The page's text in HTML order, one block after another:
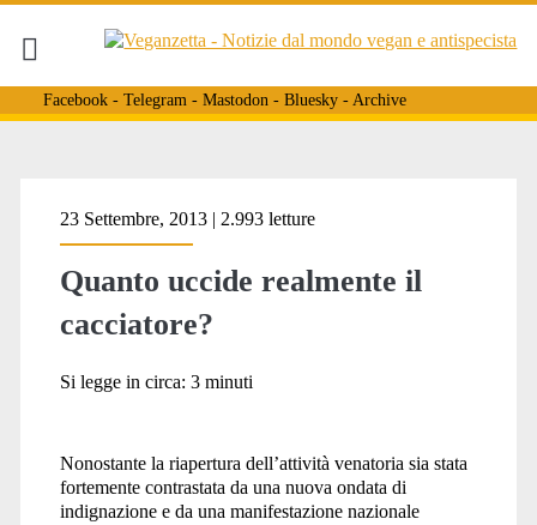
Facebook- Telegram- Mastodon- Bluesky- Archive
Tag:
<span>morti
per
caccia</span>
23 Settembre, 2013 | 2.993 letture
Quanto uccide realmente il
cacciatore?
Si legge in circa: 3 minuti
Nonostante la riapertura dell’attività venatoria sia stata
fortemente contrastata da una nuova ondata di
indignazione e da una manifestazione nazionale